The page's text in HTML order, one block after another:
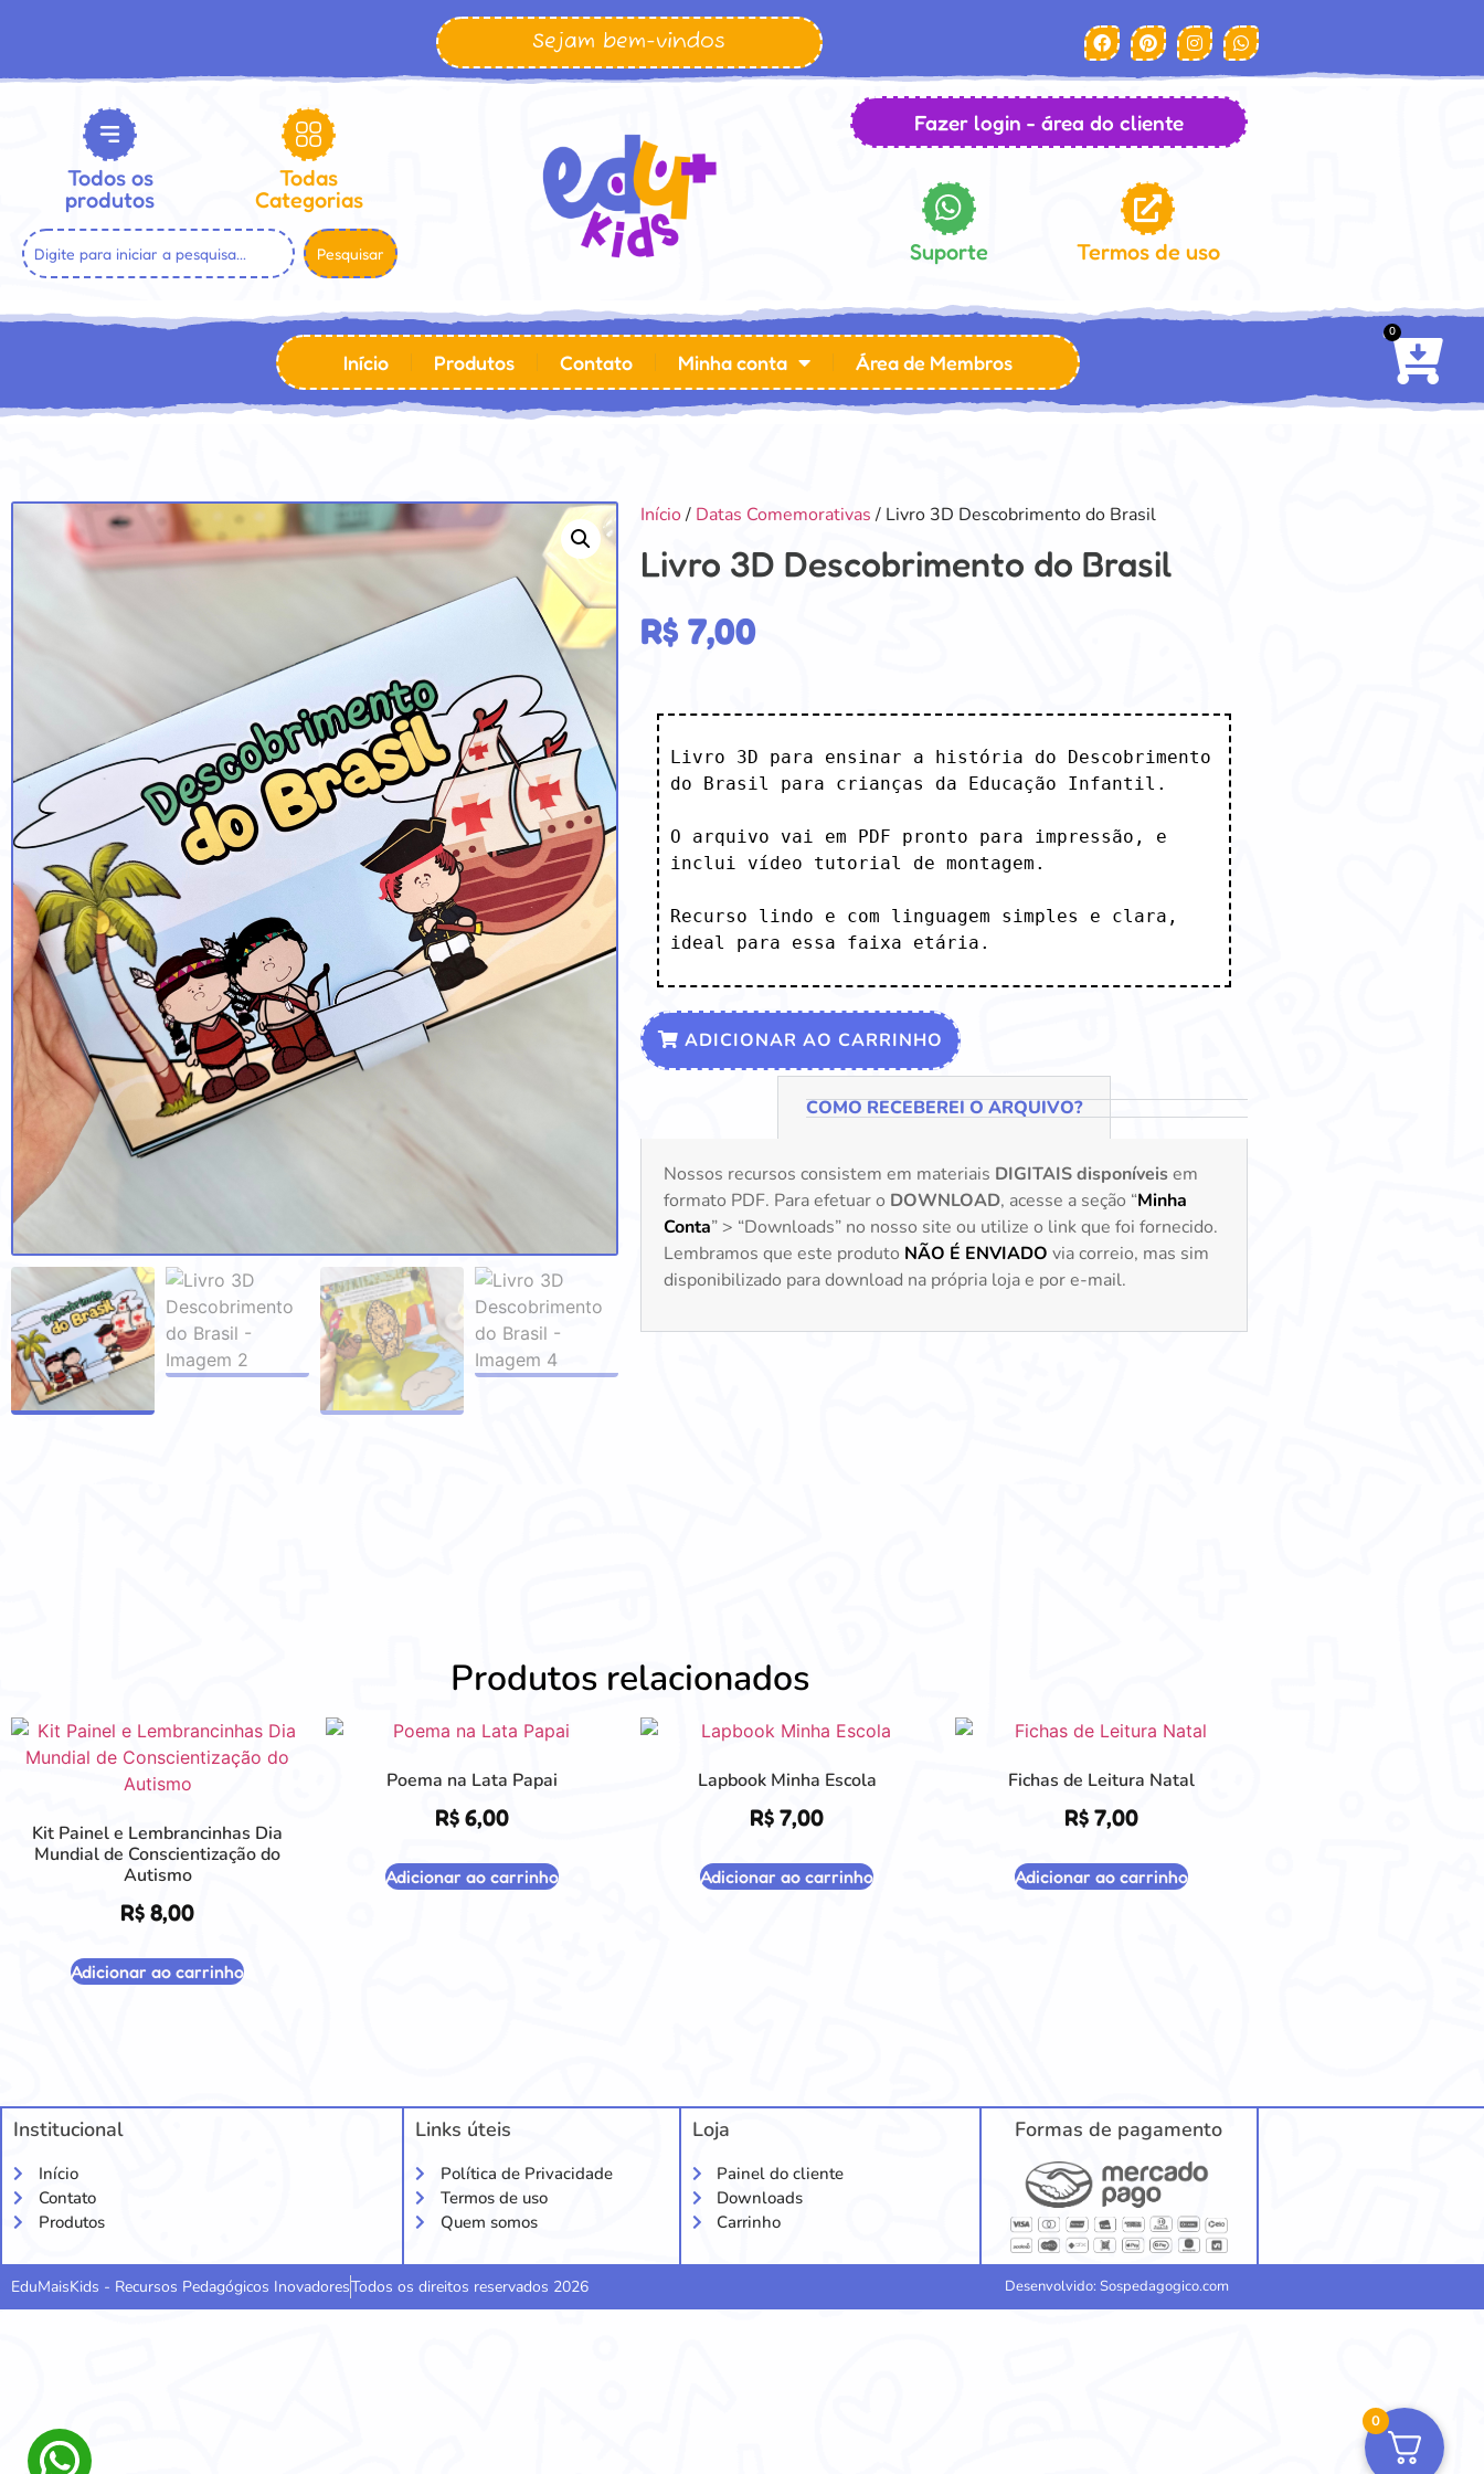
Sejam bem-vindos
Todos os
produtos
Todas
Categorias
Pesquisar
Fazer login - área do cliente
Suporte Termos de uso
Início Produtos Contato Minha conta Área de Membros
0
Início/ Datas Comemorativas / Livro 3D Descobrimento do Brasil
Livro 3D Descobrimento do Brasil
R$ 7,00
Livro 3D para ensinar a história do Descobrimento
do Brasil para crianças da Educação Infantil.
O arquivo vai em PDF pronto para impressão, e
inclui vídeo tutorial de montagem.
Recurso lindo e com linguagem simples e clara,
ideal para essa faixa etária.
ADICIONAR AO CARRINHO
COMO RECEBEREI O ARQUIVO?
Nossos recursos consistem em materiais DIGITAIS disponíveisem
formato PDF. Para efetuar o DOWNLOAD, acesse a seção “Minha
Conta” > “Downloads” no nosso site ou utilize o link que foi fornecido.
Lembramos que este produto NÃO É ENVIADO via correio, mas sim
disponibilizado para download na própria loja e por e-mail.
Produtos relacionados
Kit Painel e Lembrancinhas Dia
Mundial de Conscientização do
Autismo
R$ 8,00
Adicionar ao carrinho
Poema na Lata Papai
R$ 6,00
Adicionar ao carrinho
Lapbook Minha Escola
R$ 7,00
Adicionar ao carrinho
Fichas de Leitura Natal
R$ 7,00
Adicionar ao carrinho
Institucional
Início
Contato
Produtos
Links úteis
Política de Privacidade
Termos de uso
Quem somos
Loja
Painel do cliente
Downloads
Carrinho
Formas de pagamento
EduMaisKids - Recursos Pedagógicos InovadoresTodos os direitos reservados 2026 Desenvolvido: Sospedagogico.com
0